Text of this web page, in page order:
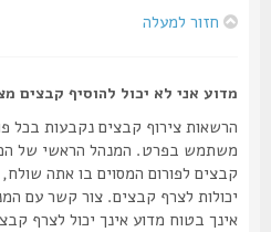
חזור למעלה
מדוע אני לא יכול להוסיף קבצים
הרשאות צירוף קבצים נקבעות בכל
משתמש בפרט. המנהל הראשי של
קבצים לפורום המסוים בו אתה שולח, או
יכולות לצרף קבצים. צור קשר עם
אינך בטוח מדוע אינך יכול לצרף קבצים.